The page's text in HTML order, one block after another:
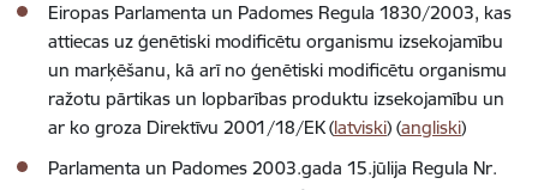
Eiropas Parlamenta un Padomes Regula 1830/2003, kas
attiecas uz ģenētiski modificētu organismu izsekojamību
un marķēšanu, kā arī no ģenētiski modificētu organismu
ražotu pārtikas un lopbarības produktu izsekojamību un
ar ko groza Direktīvu 2001/18/EK (latviski) (angliski)
Parlamenta un Padomes 2003.gada 15.jūlija Regula Nr.